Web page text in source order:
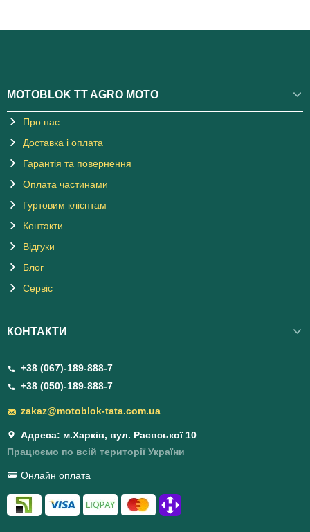
MOTOBLOK TT AGRO MOTO
Про нас
Доставка і оплата
Гарантія та повернення
Оплата частинами
Гуртовим клієнтам
Контакти
Відгуки
Блог
Сервіс
КОНТАКТИ
+38 (067)-189-888-7
+38 (050)-189-888-7
zakaz@motoblok-tata.com.ua
Адреса: м.Харків, вул. Раєвської 10
Працюємо по всій території України
Онлайн оплата